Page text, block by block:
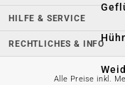
HILFE & SERVICE
RECHTLICHES & INFO
Alle Preise inkl.